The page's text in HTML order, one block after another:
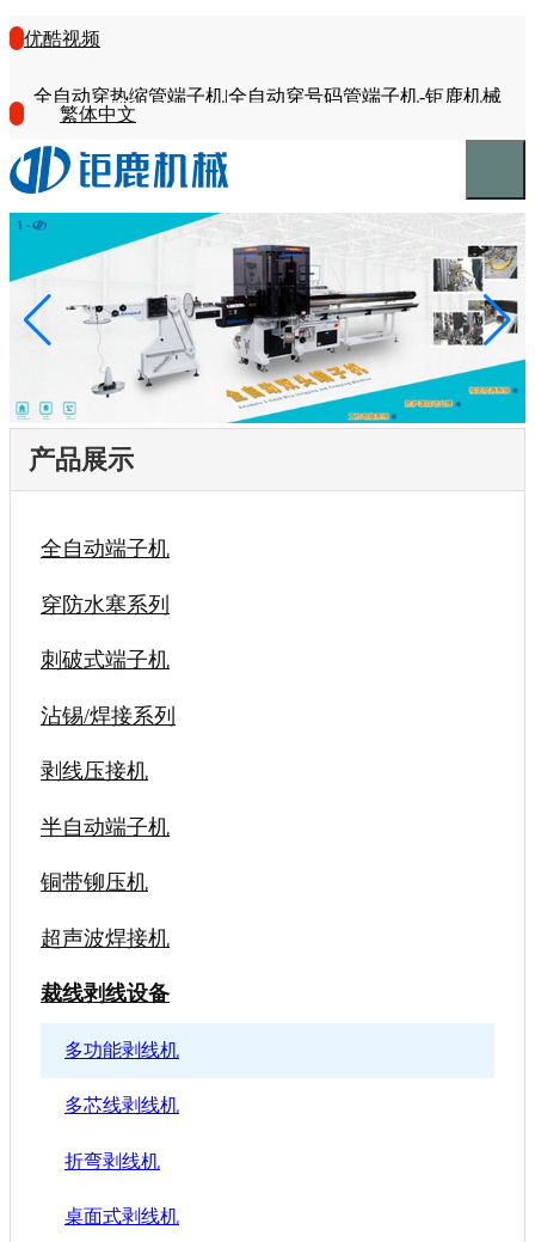
优酷视频
全自动穿热缩管端子机|全自动穿号码管端子机-钜鹿机械
繁体中文
产品展示
全自动端子机
穿防水塞系列
刺破式端子机
沾锡/焊接系列
剥线压接机
半自动端子机
铜带铆压机
超声波焊接机
裁线剥线设备
多功能剥线机
多芯线剥线机
折弯剥线机
桌面式剥线机